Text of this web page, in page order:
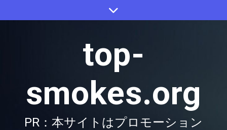
to
top-
smokes.org
PR：本サイトはプロモーション